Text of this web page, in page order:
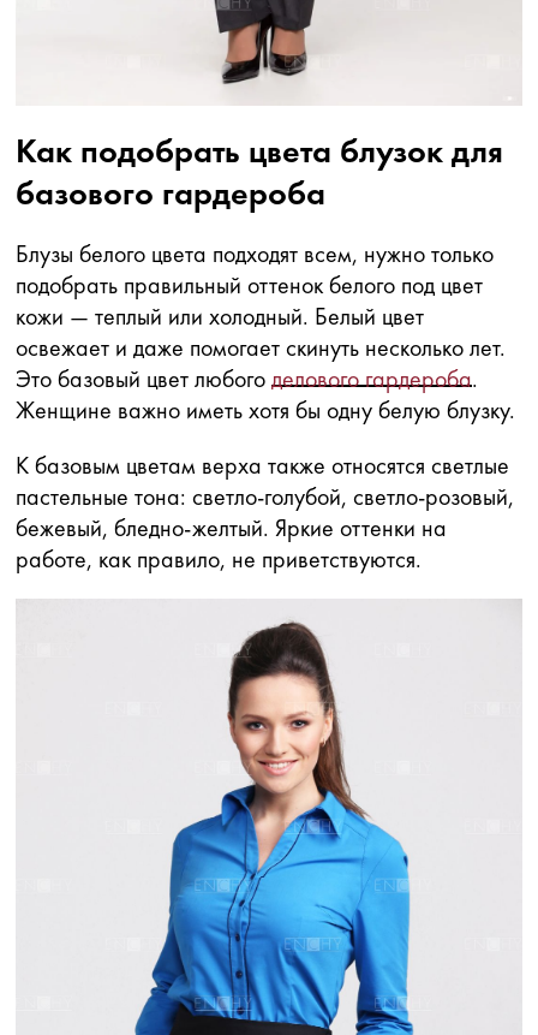
Как подобрать цвета блузок для
базового гардероба
Блузы белого цвета подходят всем, нужно только
подобрать правильный оттенок белого под цвет
кожи — теплый или холодный. Белый цвет
освежает и даже помогает скинуть несколько лет.
Это базовый цвет любогоделового гардероба.
Женщине важно иметь хотя бы одну белую блузку.
К базовым цветам верха также относятся светлые
пастельные тона: светло-голубой, светло-розовый,
бежевый, бледно-желтый. Яркие оттенки на
работе, как правило, не приветствуются.